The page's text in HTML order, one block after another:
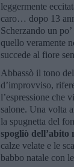
leggermente
caro… dopo 13
Scherzando un
quello veramente
succede al fiore
Abbassò il tono
d’improvviso,
l’espressione che
salone. Una volta
la spugnetta del
spogliò dell’abito
calze velate e le
babbo natale con